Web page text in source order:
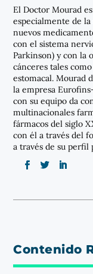
El Doctor Mourad
especialmente de
nuevos
con el sistema
Parkinson) y con la
cánceres tales
estomacal. Mourad
la empresa
con su equipo da
multinacionales
fármacos del siglo
con él a través del
a través de su
Contenido